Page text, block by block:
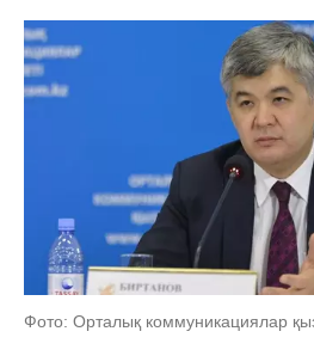
Фото: Орталық коммуникациялар